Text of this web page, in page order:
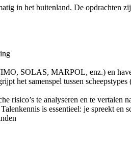
in het buitenland. De
SOLAS, MARPOL, enz.) en
het samenspel tussen
risico’s te analyseren en te vertalen
is essentieel: je spreekt en